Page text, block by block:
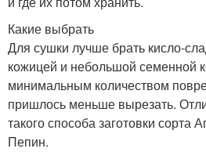
Какие выбрать
Для сушки лучше брать кисло-
кожицей и небольшой семенной
минимальным количеством
пришлось меньше вырезать.
такого способа заготовки сорта
Пепин.